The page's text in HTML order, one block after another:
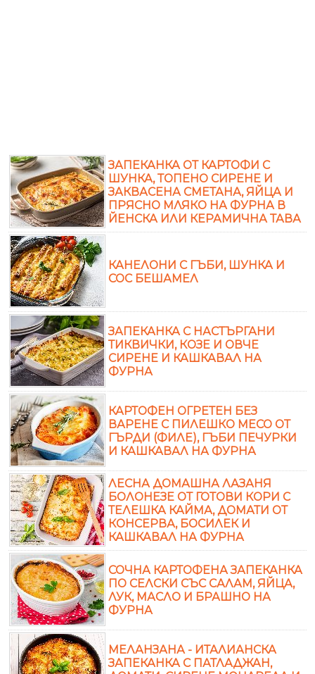
ЗАПЕКАНКА ОТ КАРТОФИ С
ШУНКА, ТОПЕНО СИРЕНЕ И
ЗАКВАСЕНА СМЕТАНА, ЯЙЦА И
ПРЯСНО МЛЯКО НА ФУРНА В
ЙЕНСКА ИЛИ КЕРАМИЧНА ТАВА
КАНЕЛОНИ С ГЪБИ, ШУНКА И
СОС БЕШАМЕЛ
ЗАПЕКАНКА С НАСТЪРГАНИ
ТИКВИЧКИ, КОЗЕ И ОВЧЕ
СИРЕНЕ И КАШКАВАЛ НА
ФУРНА
КАРТОФЕН ОГРЕТЕН БЕЗ
ВАРЕНЕ С ПИЛЕШКО МЕСО ОТ
ГЪРДИ (ФИЛЕ), ГЪБИ ПЕЧУРКИ
И КАШКАВАЛ НА ФУРНА
ЛЕСНА ДОМАШНА ЛАЗАНЯ
БОЛОНЕЗЕ ОТ ГОТОВИ КОРИ С
ТЕЛЕШКА КАЙМА, ДОМАТИ ОТ
КОНСЕРВА, БОСИЛЕК И
КАШКАВАЛ НА ФУРНА
СОЧНА КАРТОФЕНА ЗАПЕКАНКА
ПО СЕЛСКИ СЪС САЛАМ, ЯЙЦА,
ЛУК, МАСЛО И БРАШНО НА
ФУРНА
МЕЛАНЗАНА - ИТАЛИАНСКА
ЗАПЕКАНКА С ПАТЛАДЖАН,